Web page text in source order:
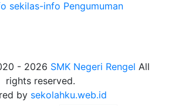
sekilas-info Pengumuman
- 2026 SMK Negeri Rengel All
rights reserved.
by sekolahku.web.id